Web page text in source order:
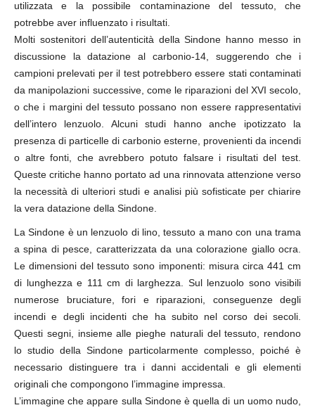
utilizzata e la possibile contaminazione del tessuto, che
potrebbe aver influenzato i risultati.
Molti sostenitori dell’autenticità della Sindone hanno messo in
discussione la datazione al carbonio-14, suggerendo che i
campioni prelevati per il test potrebbero essere stati contaminati
da manipolazioni successive, come le riparazioni del XVI secolo,
o che i margini del tessuto possano non essere rappresentativi
dell’intero lenzuolo. Alcuni studi hanno anche ipotizzato la
presenza di particelle di carbonio esterne, provenienti da incendi
o altre fonti, che avrebbero potuto falsare i risultati del test.
Queste critiche hanno portato ad una rinnovata attenzione verso
la necessità di ulteriori studi e analisi più sofisticate per chiarire
la vera datazione della Sindone.
La Sindone è un lenzuolo di lino, tessuto a mano con una trama
a spina di pesce, caratterizzata da una colorazione giallo ocra.
Le dimensioni del tessuto sono imponenti: misura circa 441 cm
di lunghezza e 111 cm di larghezza. Sul lenzuolo sono visibili
numerose bruciature, fori e riparazioni, conseguenze degli
incendi e degli incidenti che ha subito nel corso dei secoli.
Questi segni, insieme alle pieghe naturali del tessuto, rendono
lo studio della Sindone particolarmente complesso, poiché è
necessario distinguere tra i danni accidentali e gli elementi
originali che compongono l’immagine impressa.
L’immagine che appare sulla Sindone è quella di un uomo nudo,